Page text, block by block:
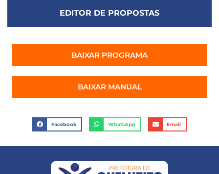
EDITOR DE PROPOSTAS
BAIXAR PROGRAMA
BAIXAR MANUAL
Facebook WhatsApp Email